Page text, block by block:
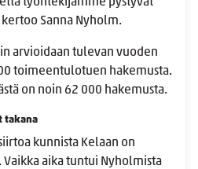
Sanna Nyholm.
arvioidaan tulevan vuoden
toimeentulotuen hakemusta.
on noin 62 000 hakemusta.
takana
kunnista Kelaan on
aika tuntui Nyholmista